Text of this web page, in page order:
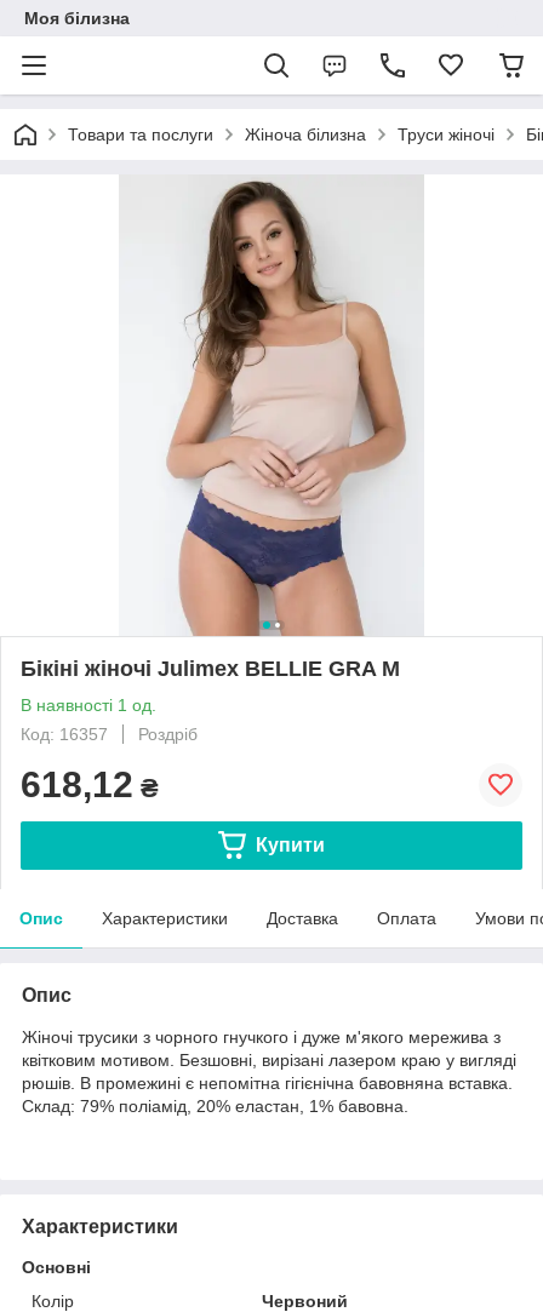
Моя білизна
Товари та послуги Жіноча білизна Труси жіночі
Бікіні жіночі Julimex BELLIE GRA M
В наявності 1 од.
Код: 16357
Роздріб
618,12 ₴
Купити
Опис Характеристики Доставка Оплата Умови
Опис
Жіночі трусики з чорного гнучкого і дуже м'якого мережива з
квітковим мотивом. Безшовні, вирізані лазером краю у вигляді
рюшів. В промежині є непомітна гігієнічна бавовняна вставка.
Склад: 79% поліамід, 20% еластан, 1% бавовна.
Характеристики
Основні
Колір
Червоний